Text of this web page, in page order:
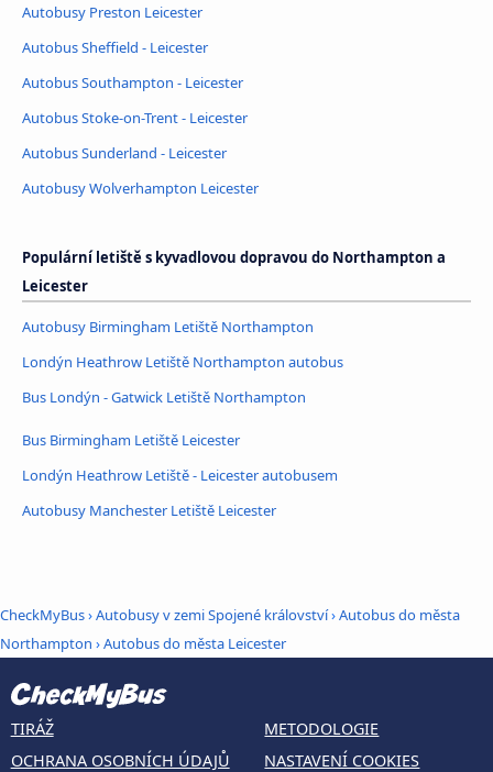
Autobusy Preston Leicester
Autobus Sheffield - Leicester
Autobus Southampton - Leicester
Autobus Stoke-on-Trent - Leicester
Autobus Sunderland - Leicester
Autobusy Wolverhampton Leicester
Populární letiště s kyvadlovou dopravou do Northampton a
Leicester
Autobusy Birmingham Letiště Northampton
Londýn Heathrow Letiště Northampton autobus
Bus Londýn - Gatwick Letiště Northampton
Bus Birmingham Letiště Leicester
Londýn Heathrow Letiště - Leicester autobusem
Autobusy Manchester Letiště Leicester
CheckMyBus›Autobusy v zemi Spojené království›Autobus do města
Northampton ›Autobus do města Leicester
TIRÁŽ
OCHRANA OSOBNÍCH ÚDAJŮ
METODOLOGIE
NASTAVENÍ COOKIES